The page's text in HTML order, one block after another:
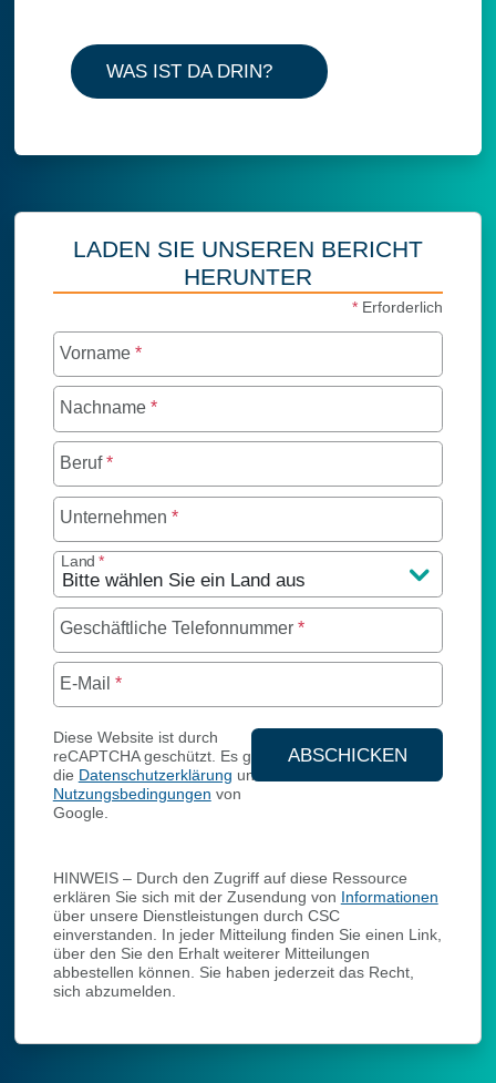
WAS IST DA DRIN?
LADEN SIE UNSEREN BERICHT
HERUNTER
* Erforderlich
Vorname *
Nachname *
Beruf*
Unternehmen *
Land*
Geschäftliche Telefonnummer *
E-Mail *
Diese Website ist durch
reCAPTCHA geschützt. Es gelten
die Datenschutzerklärung und
Nutzungsbedingungen von
Google.
ABSCHICKEN
SENDEN SIE
HINWEIS – Durch den Zugriff auf diese Ressource
erklären Sie sich mit der Zusendung von
Informationen
über unsere Dienstleistungen durch CSC
einverstanden. In jeder Mitteilung finden Sie einen Link,
über den Sie den Erhalt weiterer Mitteilungen
abbestellen können. Sie haben jederzeit das Recht,
sich abzumelden.